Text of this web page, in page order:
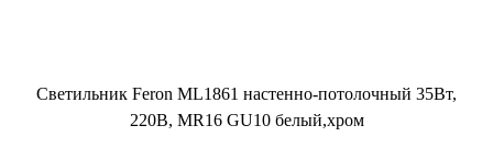
Светильник Feron ML1861 настенно-потолочный 35Вт,
220В, MR16 GU10 белый,хром